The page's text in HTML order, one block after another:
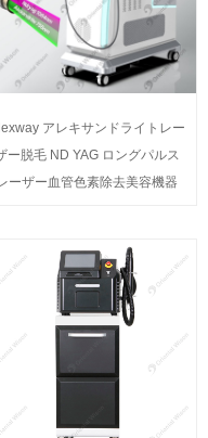
アレキサンドライトレー
ー脱毛 ND YAG ロングパルス
ーザー血管色素除去美容機器